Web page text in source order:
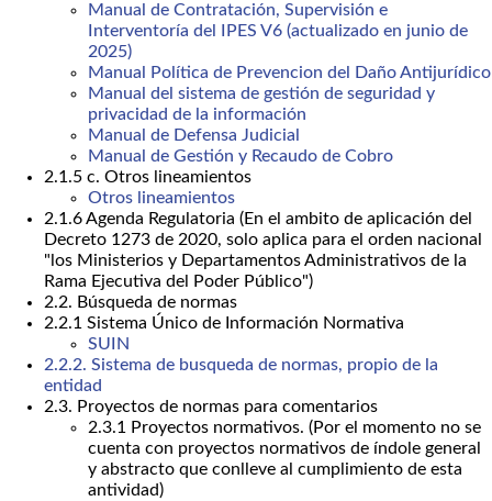
Manual de Contratación, Supervisión e
Interventoría del IPES V6 (actualizado en junio de
2025)
Manual Política de Prevencion del Daño Antijurídico
Manual del sistema de gestión de seguridad y
privacidad de la información
Manual de Defensa Judicial
Manual de Gestión y Recaudo de Cobro
2.1.5 c. Otros lineamientos
Otros lineamientos
2.1.6 Agenda Regulatoria (En el ambito de aplicación del
Decreto 1273 de 2020, solo aplica para el orden nacional
"los Ministerios y Departamentos Administrativos de la
Rama Ejecutiva del Poder Público")
2.2. Búsqueda de normas
2.2.1 Sistema Único de Información Normativa
SUIN
2.2.2. Sistema de busqueda de normas, propio de la
entidad
2.3. Proyectos de normas para comentarios
2.3.1 Proyectos normativos. (Por el momento no se
cuenta con proyectos normativos de índole general
y abstracto que conlleve al cumplimiento de esta
antividad)